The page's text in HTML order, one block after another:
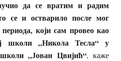
да се вратим и радим
се и остварило после мог
који сам провео као
школи „Никола Тесла“ у
„Јован Цвијић“, каже